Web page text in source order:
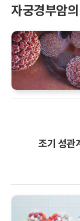
자궁경부암
조기 성관